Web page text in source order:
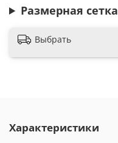
Размерная сетка
Выбрать
Характеристики